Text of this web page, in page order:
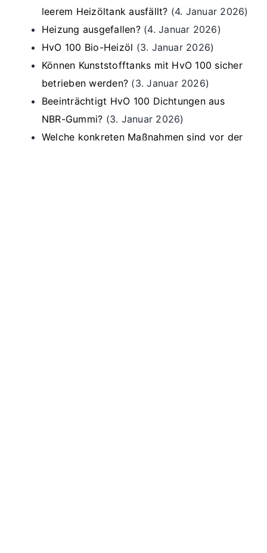
leerem Heizöltank ausfällt? (4. Januar 2026)
Heizung ausgefallen? (4. Januar 2026)
HvO 100 Bio-Heizöl (3. Januar 2026)
Können Kunststofftanks mit HvO 100 sicher
betrieben werden? (3. Januar 2026)
Beeinträchtigt HvO 100 Dichtungen aus
NBR-Gummi? (3. Januar 2026)
Welche konkreten Maßnahmen sind vor der
Befüllung mit HvO 100 nötig?
(3. Januar